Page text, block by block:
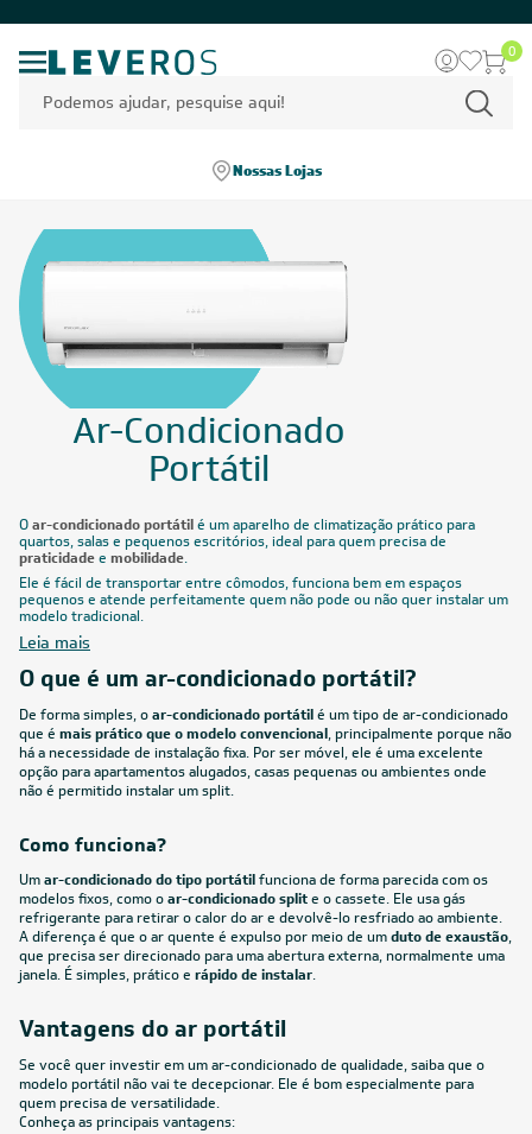
0
Nossas Lojas
Ar-Condicionado
Portátil
Oar-condicionado portátilé um aparelho de climatização prático para
quartos, salas e pequenos escritórios, ideal para quem precisa de
praticidadee mobilidade.
Ele é fácil de transportar entre cômodos, funciona bem em espaços
pequenos e atende perfeitamente quem não pode ou não quer instalar um
modelo tradicional.
Leia mais
O que é um ar-condicionado portátil?
De forma simples, oar-condicionado portátilé um tipo de ar-condicionado
que é mais prático que o modelo convencional, principalmente porque não
há a necessidade de instalação fixa. Por ser móvel, ele é uma excelente
opção para apartamentos alugados, casas pequenas ou ambientes onde
não é permitido instalar um split.
Como funciona?
Umar-condicionado do tipo portátilfunciona de forma parecida com os
modelos fixos, como oar-condicionado splite o cassete. Ele usa gás
refrigerante para retirar o calor do ar e devolvê-lo resfriado ao ambiente.
A diferença é que o ar quente é expulso por meio de umduto de exaustão,
que precisa ser direcionado para uma abertura externa, normalmente uma
janela. É simples, prático e rápido de instalar.
Vantagens do ar portátil
Se você quer investir em um ar-condicionado de qualidade, saiba que o
modelo portátil não vai te decepcionar. Ele é bom especialmente para
quem precisa de versatilidade.
Conheça as principais vantagens: